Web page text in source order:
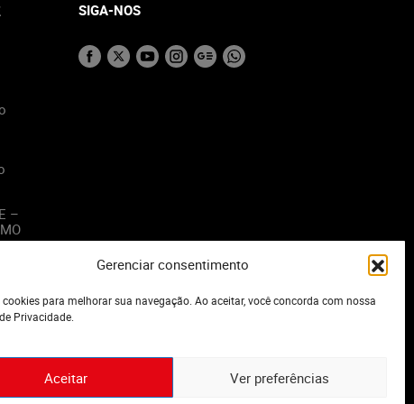
Gerenciar consentimento
para melhorar sua navegação. Ao aceitar, você concorda com nossa
Privacidade.
Aceitar Ver preferências
–
SIGA-NOS